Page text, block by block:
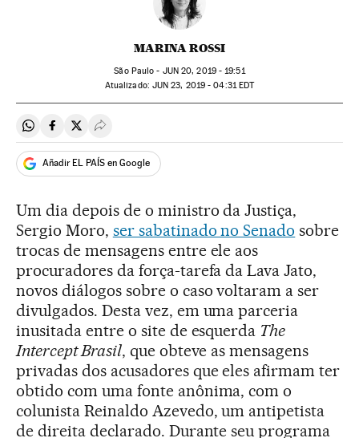
MARINA ROSSI
São Paulo - JUN20, 2019 - 19:51
atualizado: JUN 23, 2019 - 04:31EDT
Compartir en Whatsapp
Compartir en Facebook
Compartir en Twitter
Desplegar Redes Sociales
Añadir EL PAÍS en Google
Um dia depois de o ministro da Justiça,
Sergio Moro, ser sabatinado no Senado sobre
trocas de mensagens entre ele aos
procuradores da força-tarefa da Lava Jato,
novos diálogos sobre o caso voltaram a ser
divulgados. Desta vez, em uma parceria
inusitada entre o site de esquerda The
Intercept Brasil, que obteve as mensagens
privadas dos acusadores que eles afirmam ter
obtido com uma fonte anônima, com o
colunista Reinaldo Azevedo, um antipetista
de direita declarado. Durante seu programa